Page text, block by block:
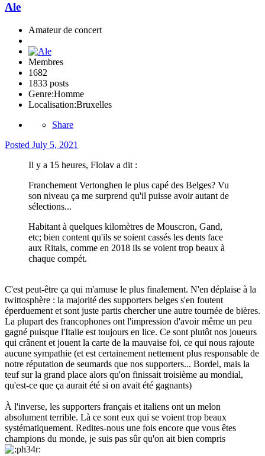
Ale
Amateur de concert
Membres
1682
1833 posts
Genre:Homme
Localisation:Bruxelles
Share
Posted July 5, 2021
Il y a 15 heures, Flolav a dit :
Franchement Vertonghen le plus capé des Belges? Vu
son niveau ça me surprend qu'il puisse avoir autant de
sélections...
Habitant à quelques kilomètres de Mouscron, Gand,
etc; bien content qu'ils se soient cassés les dents face
aux Ritals, comme en 2018 ils se voient trop beaux à
chaque compét.
C'est peut-être ça qui m'amuse le plus finalement. N'en déplaise à la
twittosphère : la majorité des supporters belges s'en foutent
éperduement et sont juste partis chercher une autre tournée de bières.
La plupart des francophones ont l'impression d'avoir même un peu
gagné puisque l'Italie est toujours en lice. Ce sont plutôt nos joueurs
qui crânent et jouent la carte de la mauvaise foi, ce qui nous rajoute
aucune sympathie (et est certainement nettement plus responsable de
notre réputation de seumards que nos supporters... Bordel, mais la
teuf sur la grand place alors qu'on finissait troisième au mondial,
qu'est-ce que ça aurait été si on avait été gagnants)
À l'inverse, les supporters français et italiens ont un melon
absolument terrible. Là ce sont eux qui se voient trop beaux
systématiquement. Redites-nous une fois encore que vous êtes
champions du monde, je suis pas sûr qu'on ait bien compris